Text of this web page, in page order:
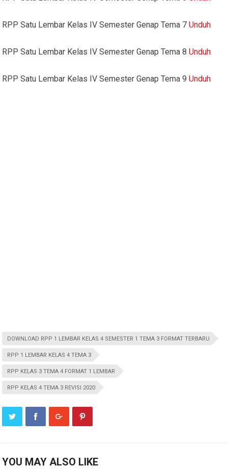
RPP Satu Lembar Kelas IV Semester Genap Tema 7Unduh
RPP Satu Lembar Kelas IV Semester Genap Tema 8Unduh
RPP Satu Lembar Kelas IV Semester Genap Tema 9Unduh
DOWNLOAD RPP 1 LEMBAR KELAS 4 SEMESTER 1 TEMA 3 FORMAT TERBARU
RPP 1 LEMBAR KELAS 4 TEMA 3
RPP KELAS 3 TEMA 4 FORMAT 1 LEMBAR
RPP KELAS 4 TEMA 3 REVISI 2020
YOU MAY ALSO LIKE